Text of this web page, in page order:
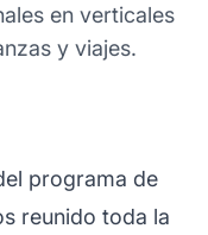
en verticales
y viajes.
programa de
reunido toda la